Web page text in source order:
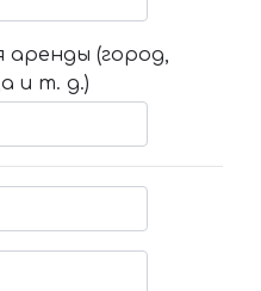
аренды (город,
и т. д.)